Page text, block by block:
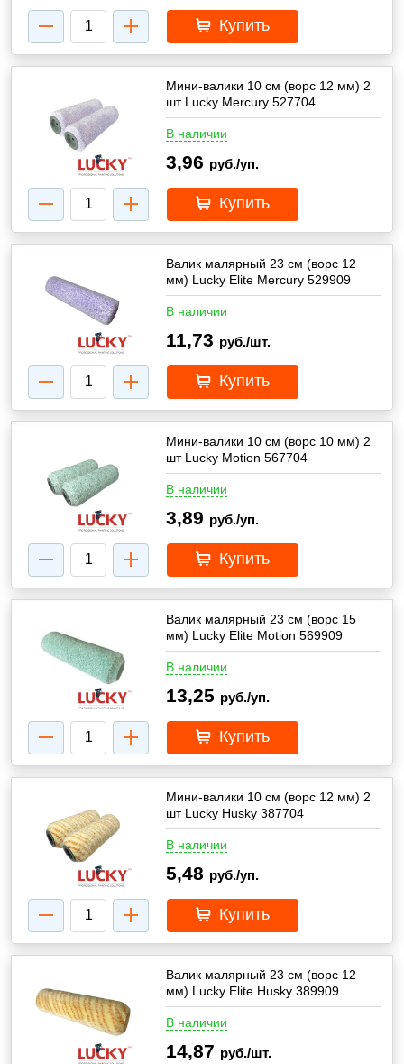
Купить
Мини-валики 10 см (ворс 12 мм) 2
шт Lucky Mercury 527704
В наличии
3,96 руб./уп.
Купить
Валик малярный 23 см (ворс 12
мм) Lucky Elite Mercury 529909
В наличии
11,73 руб./шт.
Купить
Мини-валики 10 см (ворс 10 мм) 2
шт Lucky Motion 567704
В наличии
3,89 руб./уп.
Купить
Валик малярный 23 см (ворс 15
мм) Lucky Elite Motion 569909
В наличии
13,25 руб./уп.
Купить
Мини-валики 10 см (ворс 12 мм) 2
шт Lucky Husky 387704
В наличии
5,48 руб./уп.
Купить
Валик малярный 23 см (ворс 12
мм) Lucky Elite Husky 389909
В наличии
14,87 руб./шт.